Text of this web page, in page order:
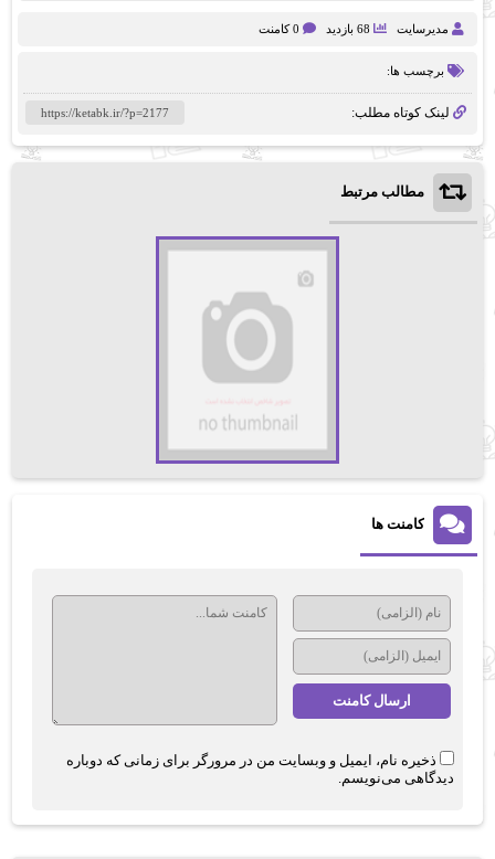
مدیرسایت 68 بازدید 0 کامنت
برچسب ها:
لینک کوتاه مطلب:
مطالب مرتبط
کامنت ها
ذخیره نام، ایمیل و وبسایت من در مرورگر برای زمانی که دوباره
دیدگاهی می‌نویسم.